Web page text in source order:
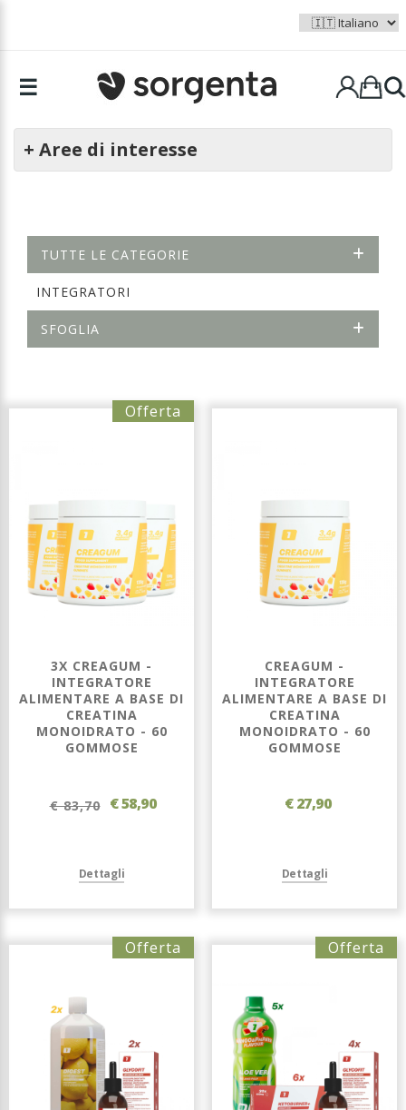
☰
+ Aree di interesse
TUTTE LE CATEGORIE
INTEGRATORI
SFOGLIA
Offerta
3X CREAGUM -
INTEGRATORE
ALIMENTARE A BASE DI
CREATINA
MONOIDRATO - 60
GOMMOSE
€ 83,70 € 58,90
Dettagli
CREAGUM -
INTEGRATORE
ALIMENTARE A BASE DI
CREATINA
MONOIDRATO - 60
GOMMOSE
€ 27,90
Dettagli
Offerta Offerta